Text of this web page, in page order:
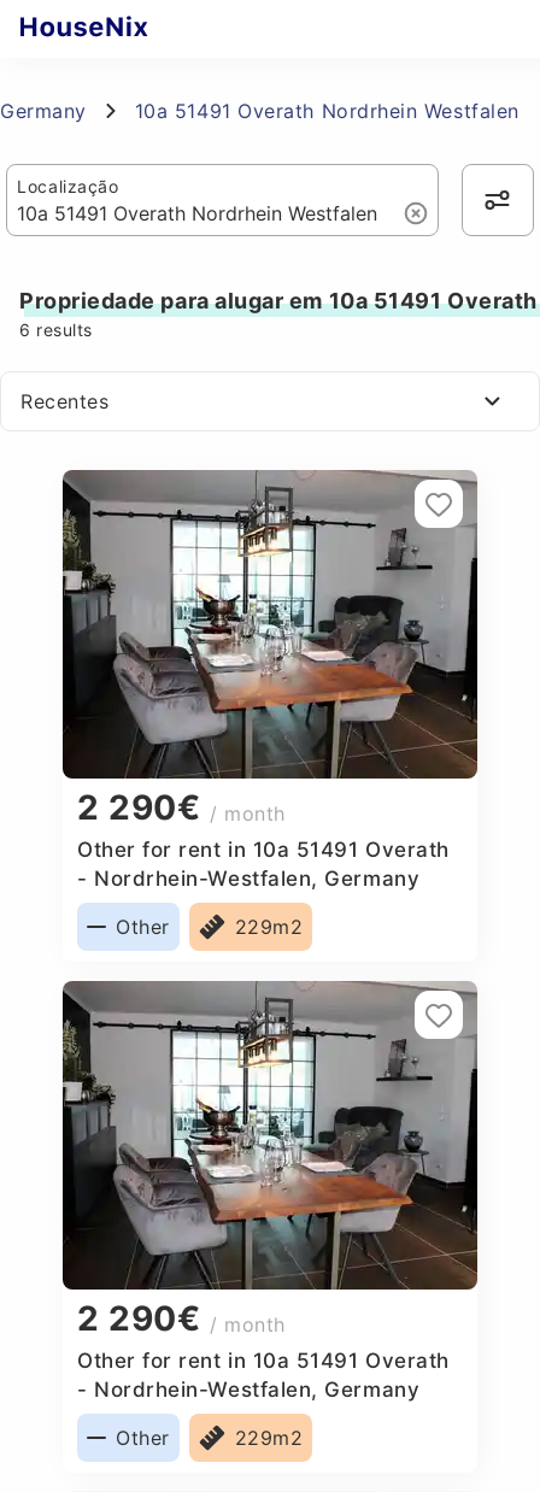
Germany 10a 51491 Overath Nordrhein Westfalen
Localização
Propriedade para alugar em 10a 51491
6 results
Recentes
2 290€ / month
Other for rent in 10a 51491 Overath
- Nordrhein-Westfalen, Germany
Other
229m2
2 290€ / month
Other for rent in 10a 51491 Overath
- Nordrhein-Westfalen, Germany
Other
229m2